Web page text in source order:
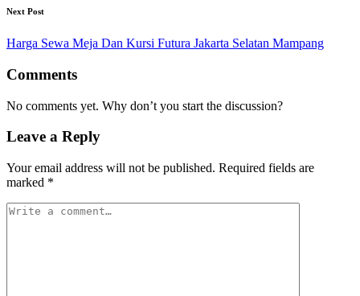
Next Post
Harga Sewa Meja Dan Kursi Futura Jakarta Selatan Mampang
Comments
No comments yet. Why don’t you start the discussion?
Leave a Reply
Your email address will not be published. Required fields are
marked *